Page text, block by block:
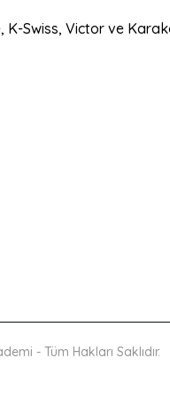
K-Swiss, Victor ve
- Tüm Hakları Saklıdır.